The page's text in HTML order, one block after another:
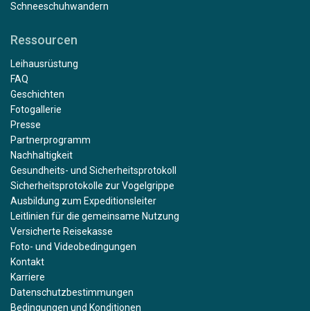
Schneeschuhwandern
Ressourcen
Leihausrüstung
FAQ
Geschichten
Fotogallerie
Presse
Partnerprogramm
Nachhaltigkeit
Gesundheits- und Sicherheitsprotokoll
Sicherheitsprotokolle zur Vogelgrippe
Ausbildung zum Expeditionsleiter
Leitlinien für die gemeinsame Nutzung
Versicherte Reisekasse
Foto- und Videobedingungen
Kontakt
Karriere
Datenschutzbestimmungen
Bedingungen und Konditionen